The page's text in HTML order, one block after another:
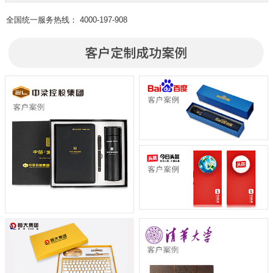
全国统一服务热线： 4000-197-908